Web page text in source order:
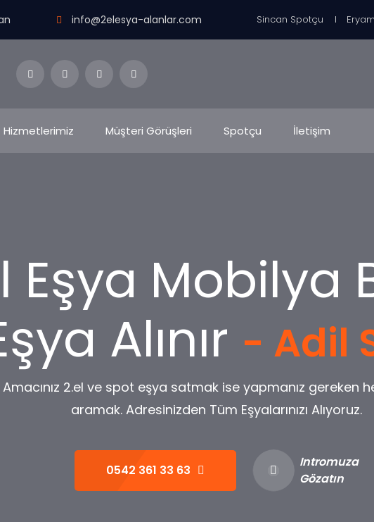
info@2elesya-alanlar.com Sincan Spotçu
Hizmetlerimiz Müşteri Görüşleri Spotçu İletişim
Eşya Mobilya
Alınır - Adil
Amacınız 2.el ve spot eşya satmak ise yapmanız gereken
aramak. Adresinizden Tüm Eşyalarınızı Alıyoruz.
0542 361 33 63
Intromuza
Gözatın